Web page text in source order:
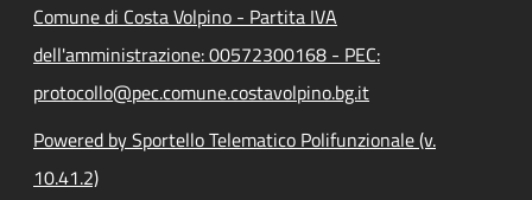
Comune di Costa Volpino - Partita IVA
dell'amministrazione: 00572300168 - PEC:
protocollo@pec.comune.costavolpino.bg.it
Powered by Sportello Telematico Polifunzionale (v.
10.41.2)